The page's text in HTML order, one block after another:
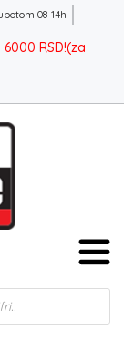
08-14h
RSD!(za